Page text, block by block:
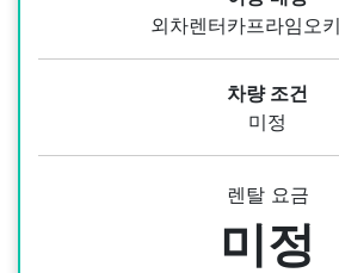
외차렌터카프라임오
차량 조건
미정
렌탈 요금
미정